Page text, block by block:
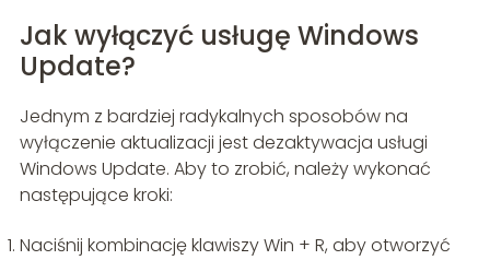
Jak wyłączyć usługę Windows
Update?
Jednym z bardziej radykalnych sposobów na
wyłączenie aktualizacji jest dezaktywacja usługi
Windows Update. Aby to zrobić, należy wykonać
następujące kroki:
Naciśnij kombinację klawiszy Win + R, aby otworzyć